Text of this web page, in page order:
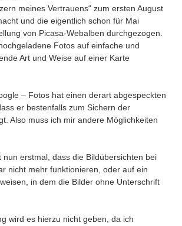
meines Vertrauens“ zum ersten August
und die eigentlich schon für Mai
von Picasa-Webalben durchgezogen.
Fotos auf einfache und
Art und Weise auf einer Karte
– Fotos hat einen derart abgespeckten
er bestenfalls zum Sichern der
Also muss ich mir andere Möglichkeiten
nun erstmal, dass die Bildübersichten bei
nicht mehr funktionieren, oder auf ein
in dem die Bilder ohne Unterschrift
wird es hierzu nicht geben, da ich